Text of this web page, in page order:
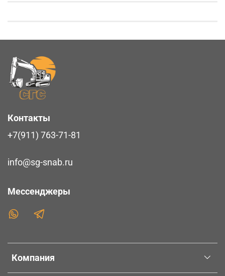
Компания
Контакты
+7(911) 763-71-81
info@sg-snab.ru
Мессенджеры